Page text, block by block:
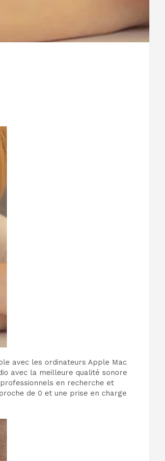
avec les ordinateurs Apple Mac
avec la meilleure qualité sonore
en recherche et
de 0 et une prise en charge